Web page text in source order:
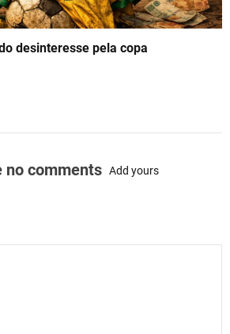
desinteresse pela copa
no comments Add yours